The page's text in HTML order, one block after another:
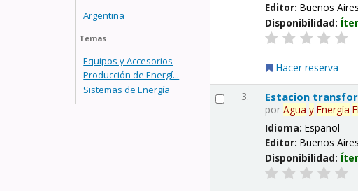
Argentina
Temas
Equipos y Accesorios
Producción de Energí...
Sistemas de Energía
Editor:Buenos
Disponibilidad:
Hacer reserva
3. Estacion
porAgua y Energía
Idioma:Español
Editor:Buenos
Disponibilidad: